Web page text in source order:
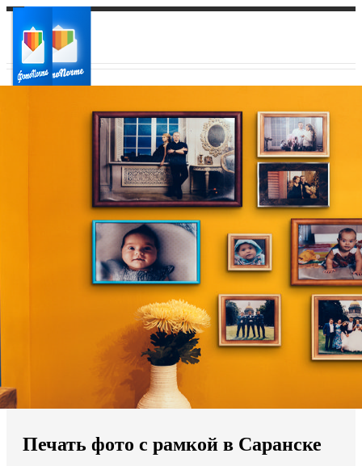
Ваш регион доставки
Выберите из списка:
Мы доставляем по всему миру
Продолжить без города
Печать фото с рамкой в Саранске